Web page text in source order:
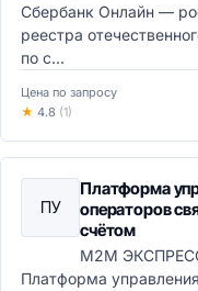
Сбербанк Онлайн —
реестра
по с...
Цена по запросу
★ 4.8 (1)
ПУ
Платформа
операторов
счётом
М2М
Платформа